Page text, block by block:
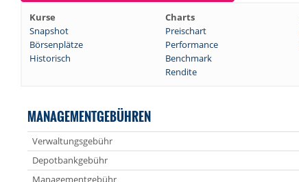
Kurse Charts
Snapshot
Preischart
Börsenplätze
Performance
Historisch
Benchmark
Rendite
MANAGEMENTGEBÜHREN
Verwaltungsgebühr
Depotbankgebühr
Managementgebühr